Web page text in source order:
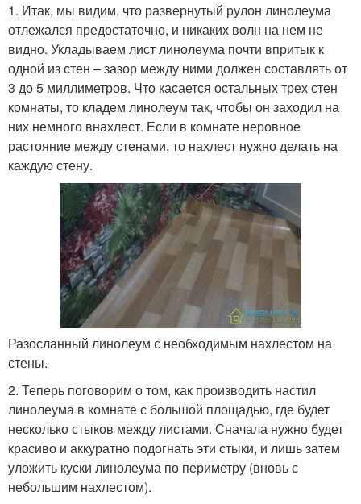
1. Итак, мы видим, что развернутый рулон линолеума
отлежался предостаточно, и никаких волн на нем не
видно. Укладываем лист линолеума почти впритык к
одной из стен – зазор между ними должен составлять от
3 до 5 миллиметров. Что касается остальных трех стен
комнаты, то кладем линолеум так, чтобы он заходил на
них немного внахлест. Если в комнате неровное
растояние между стенами, то нахлест нужно делать на
каждую стену.
Разосланный линолеум с необходимым нахлестом на
стены.
2. Теперь поговорим о том, как производить настил
линолеума в комнате с большой площадью, где будет
несколько стыков между листами. Сначала нужно будет
красиво и аккуратно подогнать эти стыки, и лишь затем
уложить куски линолеума по периметру (вновь с
небольшим нахлестом).